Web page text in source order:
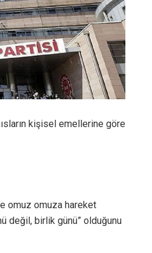
kişisel emellerine göre
omuz omuza hareket
değil, birlik günü” olduğunu